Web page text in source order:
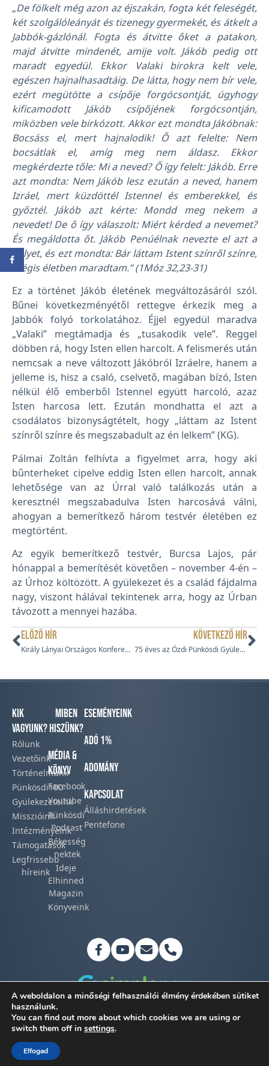
„De fölkelt még azon az éjszakán, fogta két feleségét,
két szolgálóleányát és tizenegy gyermekét, és átkelt a
Jabbók-gázlónál. Fogta és átvitte őket a patakon,
majd átvitte mindenét, amije volt. Jákób pedig ott
maradt egyedül. Ekkor Valaki birokra kelt vele,
egészen hajnalhasadtáig. De látta, hogy nem bír vele,
ezért megütötte a csípője forgócsontját, úgyhogy
kificamodott Jákób csípőjének forgócsontján,
miközben vele birkózott. Akkor ezt mondta Jákóbnak:
Bocsáss el, mert hajnalodik! Ő azt felelte: Nem
bocsátlak el, amíg meg nem áldasz. Ekkor
megkérdezte tőle: Mi a neved? Ő így felelt: Jákób. Erre
azt mondta: Nem Jákób lesz ezután a neved, hanem
Izráel, mert küzdöttél Istennel és emberekkel, és
győztél. Jákób azt kérte: Mondd meg nekem a
nevedet! De ő így válaszolt: Miért kérded a nevemet?
És megáldotta őt. Jákób Penúélnak nevezte el azt a
helyet, és ezt mondta: Bár láttam Istent színről színre,
mégis életben maradtam.” (1Móz 32,23-31)
Ez a történet Jákób életének megváltozásáról szól.
Bűnei következményétől rettegve érkezik meg a
Jabbók folyó torkolatához. Éjjel egyedül maradva
„Valaki” megtámadja és „tusakodik vele”. Reggel
döbben rá, hogy Isten ellen harcolt. A felismerés után
nemcsak a neve változott Jákóbról Izráelre, hanem a
jelleme is, hisz a csaló, cselvető, magában bízó, Isten
nélkül élő emberből Istennel együtt harcoló, azaz
Isten harcosa lett. Ezután mondhatta el azt a
csodálatos bizonyságtételt, hogy „láttam az Istent
színről színre és megszabadult az én lelkem” (KG).
Pálmai Zoltán felhívta a figyelmet arra, hogy aki
bűnterheket cipelve eddig Isten ellen harcolt, annak
lehetősége van az Úrral való találkozás után a
keresztnél megszabadulva Isten harcosává válni,
ahogyan a bemerítkező három testvér életében ez
megtörtént.
Az egyik bemerítkező testvér, Burcsa Lajos, pár
hónappal a bemerítését követően – november 4-én –
az Úrhoz költözött. A gyülekezet és a család fájdalma
nagy, viszont hálával tekintenek arra, hogy az Úrban
távozott a mennyei hazába.
ELŐZŐ HÍR
Király Lányai Országos Konferencia
KÖVETKEZŐ HÍR
75 éves az Ózdi Pünkösdi Gyülekezet
Kik
vagyunk?
Rólunk
Vezetőink
Történelmünk​
Pünkösdi100
Gyülekezeteink​
Misszióink​
Intézményeink
Támogatások
Legfrissebb
híreink​
Miben
hiszünk?
Média &
Könyv
Facebook​
Youtube
Pünkösdi
Podcast​
Békesség
nektek
Ideje
Elhinned
Magazin
Könyveink
Eseményeink
Adó 1%
Adomány
Kapcsolat
Álláshirdetések
Pentefone
Adatkezelési tájékoztató
A weboldalon a minőségi felhasználói élmény érdekében sütiket
használunk.
You can find out more about which cookies we are using or
switch them off in settings.
Elfogad